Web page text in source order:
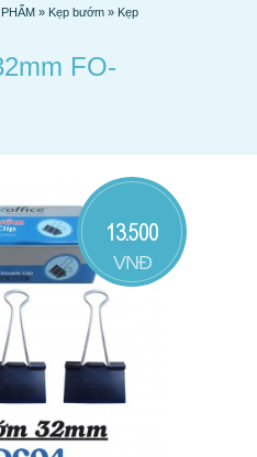
» Kẹp bướm » Kẹp
FO-
13.500
VNĐ